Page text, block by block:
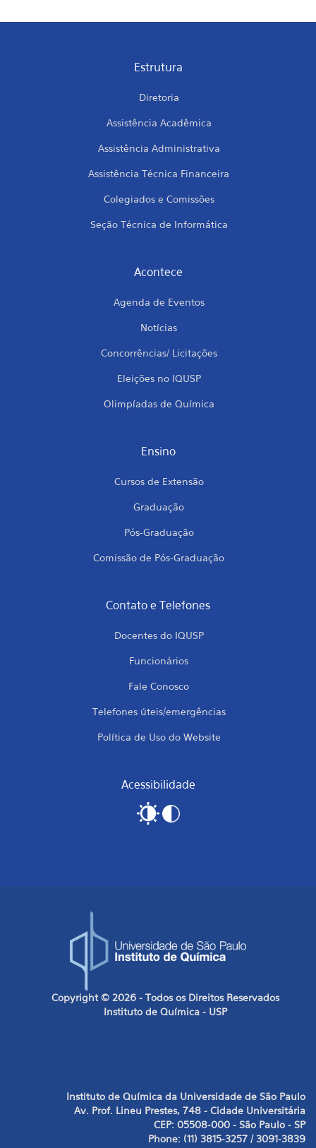
Estrutura
Diretoria
Assistência Acadêmica
Assistência Administrativa
Assistência Técnica Financeira
Colegiados e Comissões
Seção Técnica de Informática
Acontece
Agenda de Eventos
Notícias
Concorrências/ Licitações
Eleições no IQUSP
Olimpíadas de Química
Ensino
Cursos de Extensão
Graduação
Pós-Graduação
Comissão de Pós-Graduação
Contato e Telefones
Docentes do IQUSP
Funcionários
Fale Conosco
Telefones úteis/emergências
Política de Uso do Website
Acessibilidade
Copyright © 2026 - Todos os Direitos Reservados
Instituto de Química - USP
Instituto de Química da Universidade de São Paulo
Av. Prof. Lineu Prestes, 748 - Cidade Universitária
CEP: 05508-000 - São Paulo - SP
Phone: (11) 3815-3257 / 3091-3839